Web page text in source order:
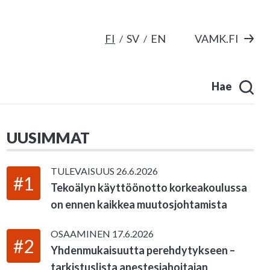
FI SV EN VAMK.FI
Hae
UUSIMMAT
#1
TULEVAISUUS 26.6.2026
Tekoälyn käyttöönotto korkeakoulussa
on ennen kaikkea muutosjohtamista
#2
OSAAMINEN 17.6.2026
Yhdenmukaisuutta perehdytykseen –
tarkistuslista anestesiahoitajan